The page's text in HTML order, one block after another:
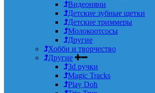
Видеоняни
Детские зубные щетки
Детские триммеры
Молокоотсосы
Другие
Хобби и творчество
Другие
3d ручки
Magic Tracks
Play Doh